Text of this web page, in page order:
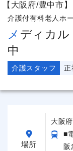
【大阪府/豊中市】
介護付有料老人ホ
メディカル・リハビリホームくらら豊
中
介護スタッフ 正
場所
大阪
■